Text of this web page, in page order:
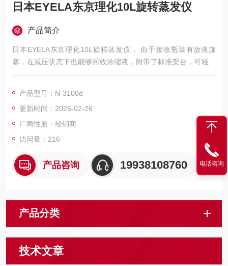
日本EYELA东京理化10L旋转蒸发仪
产品简介
日本EYELA东京理化10L旋转蒸发仪， 由于接收瓶装有放液旋
塞，在减压状态下也能够回收浓缩液，附带了标准架台，可轻松
操作主机。
产品型号：N-3100d
更新时间：2026-02-26
厂商性质：经销商
访问量：216
产品咨询 19938108760
产品分类
技术文章
电话咨询